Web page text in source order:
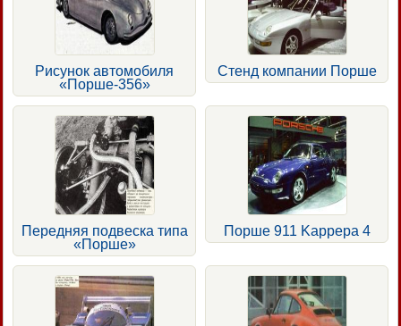
Рисунок автомобиля
«Порше-356»
Стенд компании Порше
Передняя подвеска типа
«Порше»
Порше 911 Kappepa 4